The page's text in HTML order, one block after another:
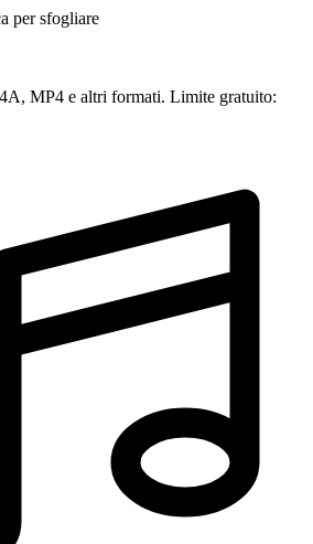
per sfogliare
MP4 e altri formati. Limite gratuito: